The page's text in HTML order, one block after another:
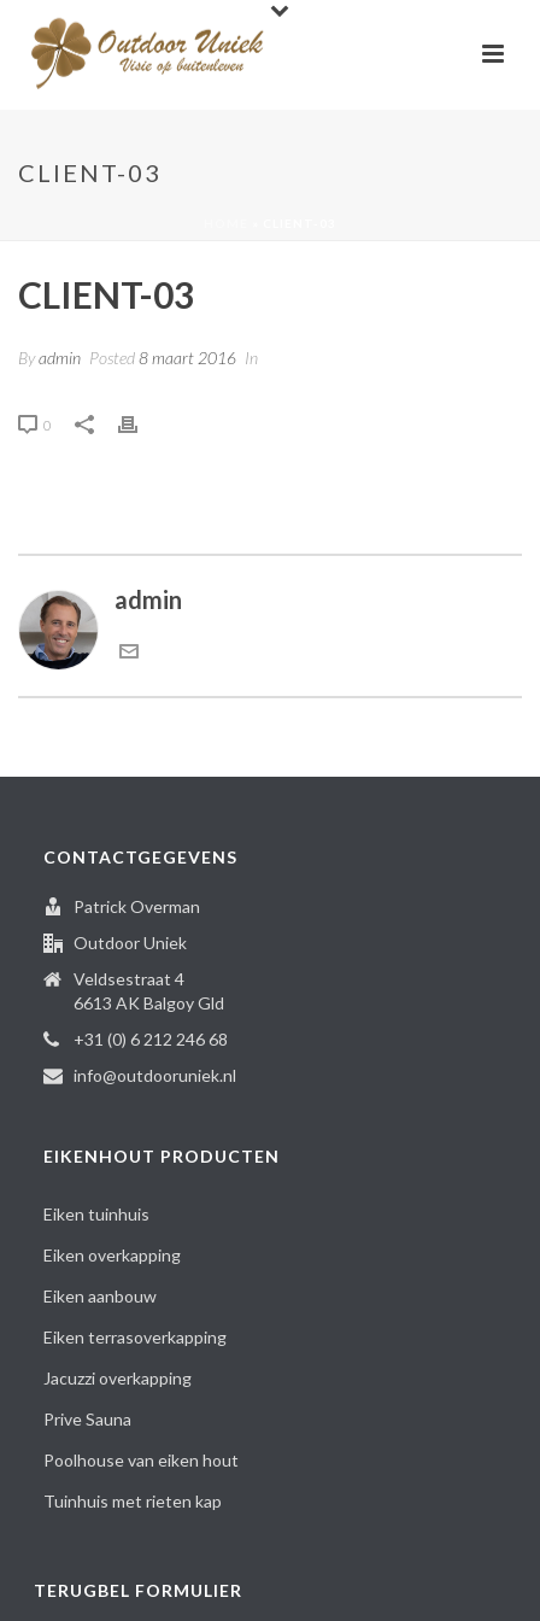
CLIENT-03
CLIENT-03
Byadmin Posted8 maart 2016 In
0
admin
CONTACTGEGEVENS
Patrick Overman
Outdoor Uniek
Veldsestraat 4
6613 AK Balgoy Gld
+31 (0) 6 212 246 68
info@outdooruniek.nl
EIKENHOUT PRODUCTEN
Eiken tuinhuis
Eiken overkapping
Eiken aanbouw
Eiken terrasoverkapping
Jacuzzi overkapping
Prive Sauna
Poolhouse van eiken hout
Tuinhuis met rieten kap
TERUGBEL FORMULIER